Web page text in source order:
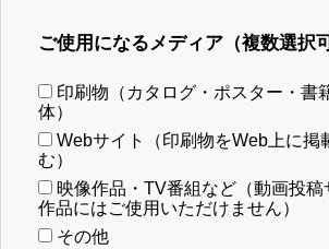
ご使用になるメディア（複数選択可
印刷物（カタログ・ポスター・書
体）
Webサイト（印刷物をWeb上に掲
む）
映像作品・TV番組など（動画投
作品にはご使用いただけません）
その他